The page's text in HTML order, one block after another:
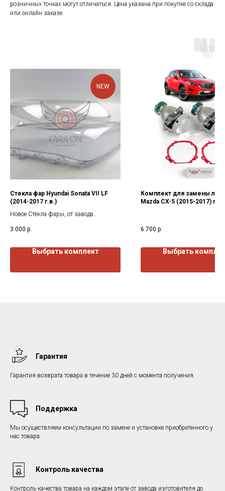
розничных точках могут отличаться. Цена указана при покупке со склада
или онлайн заказе.
NEW
Стекла фар Hyundai Sonata VII LF
(2014-2017 г.в.)
Новое Стёкла фары, от завода
защитным лаком как с наружи так и
3 000 р.
Выбрать комплект
Комплект для замены
Mazda CX-5 (2015-2017) г.в.
6 700 р.
Выбрать
Гарантия
Гарантия возврата товара в течение 30 дней с момента получения.
Поддержка
Мы осуществляем консультации по замене и установке приобретенного у
нас товара.
Контроль качества
Контроль качества товара на каждом этапе от завода изготовителя до